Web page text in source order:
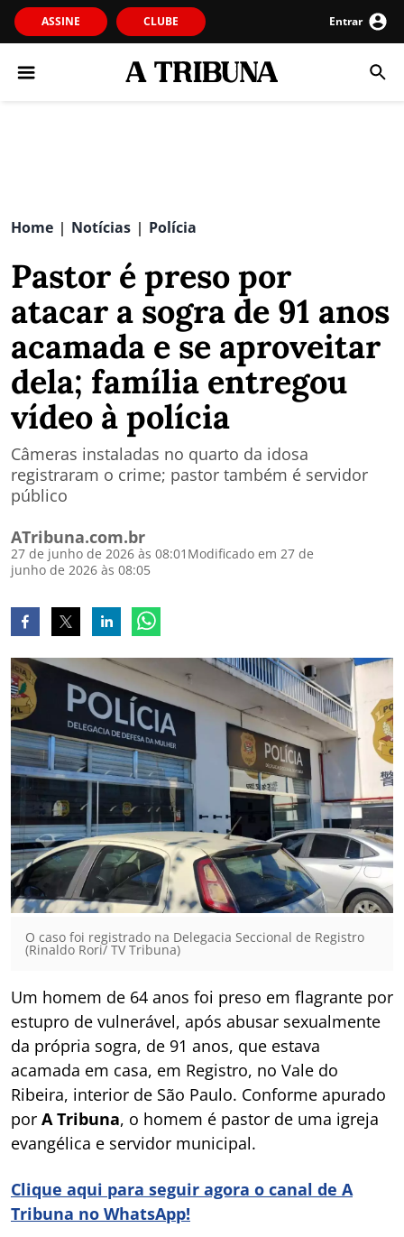
ASSINE CLUBE Entrar
Home | Notícias | Polícia
Pastor é preso por
atacar a sogra de 91 anos
acamada e se aproveitar
dela; família entregou
vídeo à polícia
Câmeras instaladas no quarto da idosa
registraram o crime; pastor também é servidor
público
ATribuna.com.br
27 de junho de 2026 às 08:01 Modificado em 27 de
junho de 2026 às 08:05
O caso foi registrado na Delegacia Seccional de Registro
(Rinaldo Rori/ TV Tribuna)
Um homem de 64 anos foi preso em flagrante por
estupro de vulnerável, após abusar sexualmente
da própria sogra, de 91 anos, que estava
acamada em casa, em Registro, no Vale do
Ribeira, interior de São Paulo. Conforme apurado
por A Tribuna, o homem é pastor de uma igreja
evangélica e servidor municipal.
Clique aqui para seguir agora o canal de A
Tribuna no WhatsApp!